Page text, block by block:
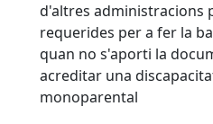
d'altres administracions
requerides per a fer la
quan no s'aporti la
acreditar una
monoparental